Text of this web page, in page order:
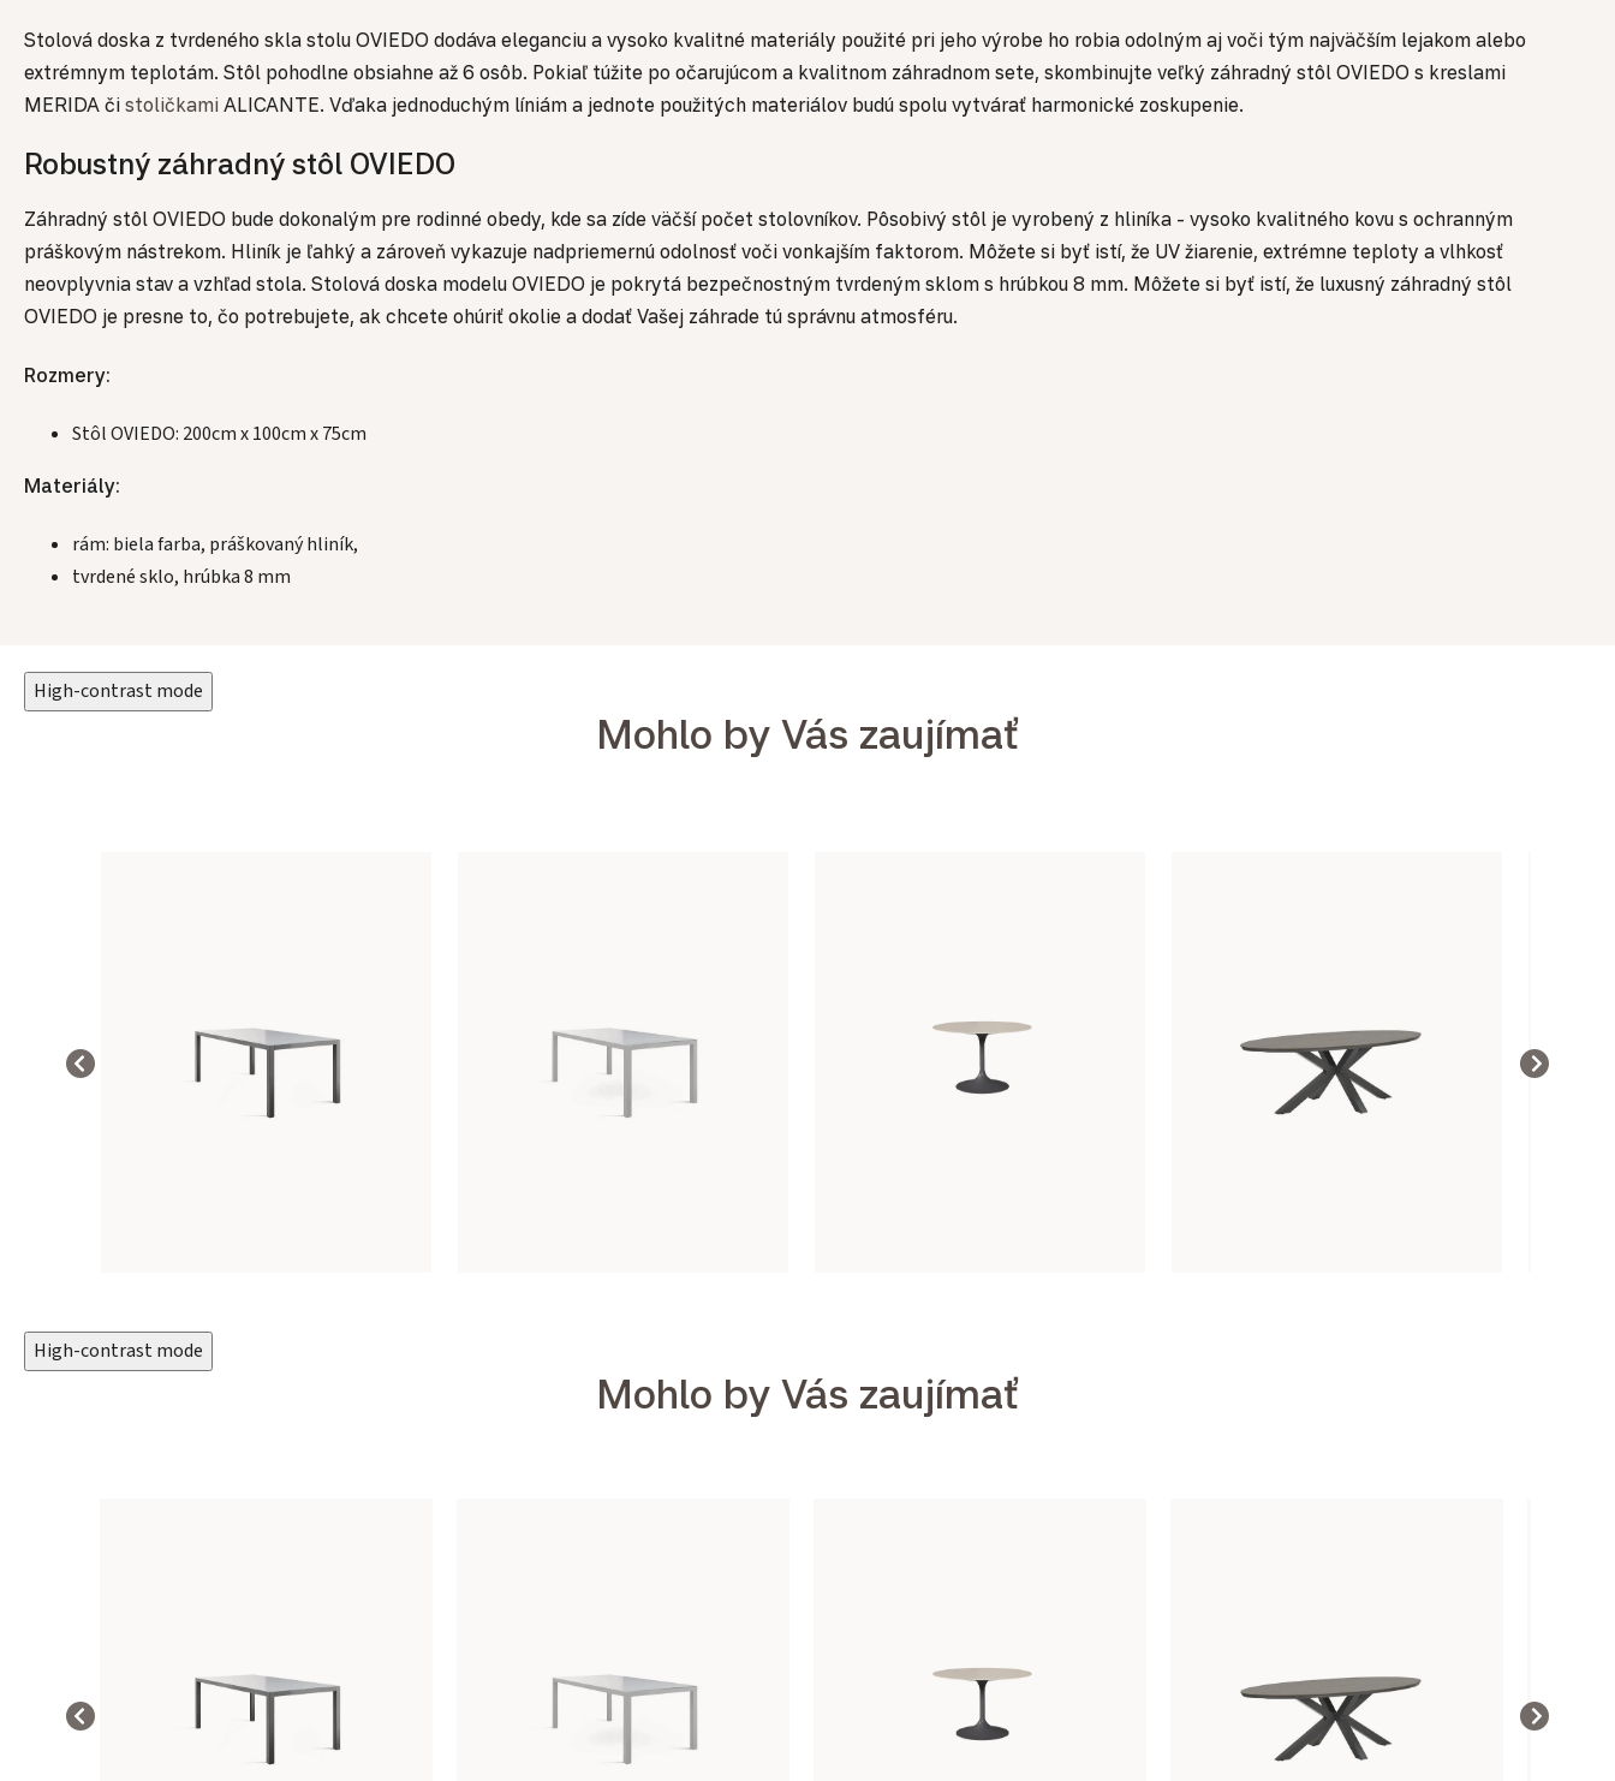
Stolová doska z tvrdeného skla stolu OVIEDO dodáva eleganciu a vysoko kvalitné materiály použité pri jeho výrobe ho robia odolným aj voči tým najväčším lejakom alebo
extrémnym teplotám. Stôl pohodlne obsiahne až 6 osôb. Pokiaľ túžite po očarujúcom a kvalitnom záhradnom sete, skombinujte veľký záhradný stôl OVIEDO s kreslami
MERIDA či stoličkami ALICANTE. Vďaka jednoduchým líniám a jednote použitých materiálov budú spolu vytvárať harmonické zoskupenie.
Robustný záhradný stôl OVIEDO
Záhradný stôl OVIEDO bude dokonalým pre rodinné obedy, kde sa zíde väčší počet stolovníkov. Pôsobivý stôl je vyrobený z hliníka - vysoko kvalitného kovu s ochranným
práškovým nástrekom. Hliník je ľahký a zároveň vykazuje nadpriemernú odolnosť voči vonkajším faktorom. Môžete si byť istí, že UV žiarenie, extrémne teploty a vlhkosť
neovplyvnia stav a vzhľad stola. Stolová doska modelu OVIEDO je pokrytá bezpečnostným tvrdeným sklom s hrúbkou 8 mm. Môžete si byť istí, že luxusný záhradný stôl
OVIEDO je presne to, čo potrebujete, ak chcete ohúriť okolie a dodať Vašej záhrade tú správnu atmosféru.
Rozmery:
Stôl OVIEDO: 200cm x 100cm x 75cm
Materiály:
rám: biela farba, práškovaný hliník,
tvrdené sklo, hrúbka 8 mm
High-contrast mode
Mohlo by Vás zaujímať
High-contrast mode
Mohlo by Vás zaujímať